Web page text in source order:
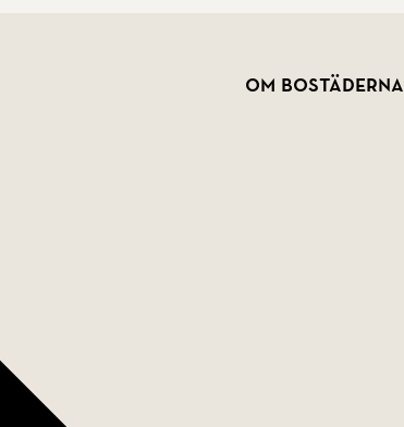
Om bostäderna